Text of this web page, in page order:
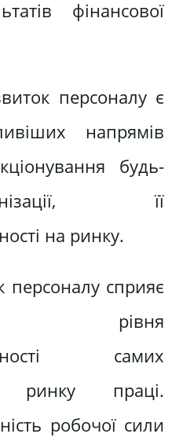
фінансової
персоналу є
напрямів
будь-
її
на ринку.
персоналу сприяє
рівня
самих
ринку праці.
робочої сили